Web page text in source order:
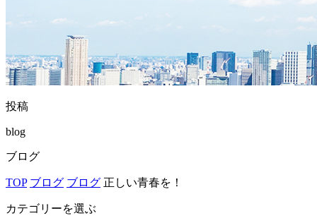
投稿
blog
ブログ
TOP ブログ ブログ 正しい青春を！
カテゴリーを選ぶ